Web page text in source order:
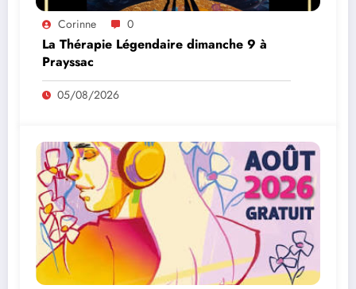
Corinne 0
La Thérapie Légendaire dimanche 9 à
Prayssac
05/08/2026